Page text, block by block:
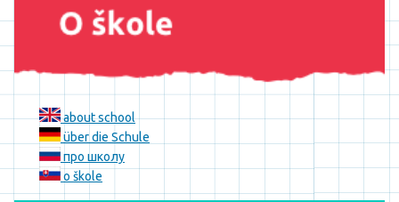
about school
über die Schule
про школу
o škole